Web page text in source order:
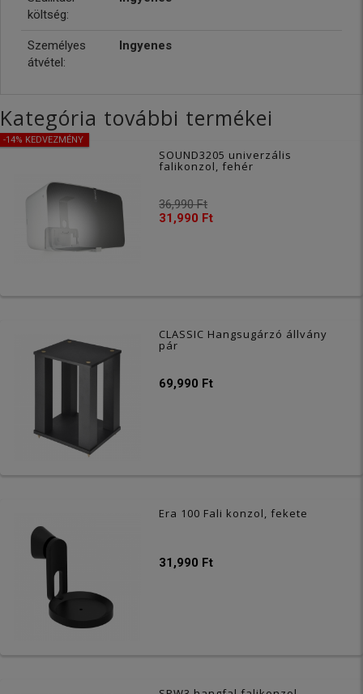
költség:
Személyes
átvétel:
Ingyenes
Kategória további termékei
-14% KEDVEZMÉNY
SOUND3205 univerzális
falikonzol, fehér
36,990 Ft
31,990 Ft
CLASSIC Hangsugárzó állvány
pár
69,990 Ft
Era 100 Fali konzol, fekete
31,990 Ft